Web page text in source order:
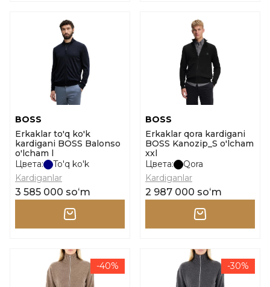
BOSS
Erkaklar to'q ko'k
kardigani BOSS Balonso
o'lcham l
Цвета:
To'q ko'k
Kardiganlar
3 585 000 soʻm
BOSS
Erkaklar qora kardigani
BOSS Kanozip_S o'lcham
xxl
Цвета:
Qora
Kardiganlar
2 987 000 soʻm
-40% -30%